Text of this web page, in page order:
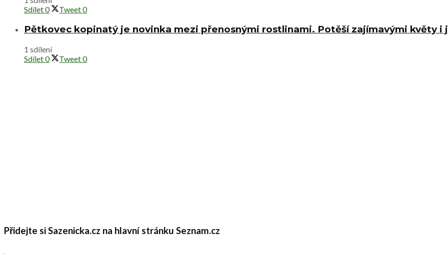
Sdílet0 Tweet0
Pětkovec kopinatý je novinka mezi přenosnými rostlinami. Potěší zajímavými květy i
1 sdílení
Sdílet0 Tweet0
Přidejte si Sazenicka.cz na hlavní stránku Seznam.cz